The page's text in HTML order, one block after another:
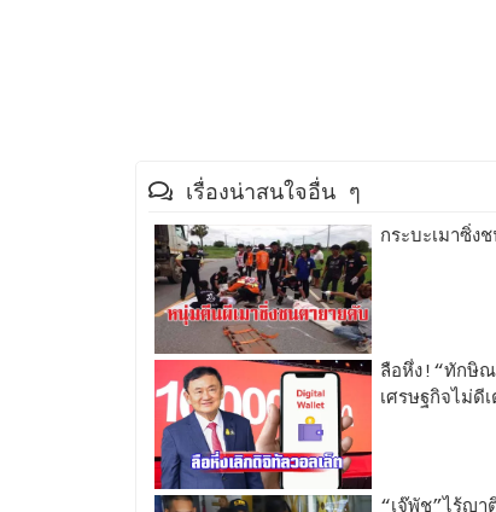
เรื่องน่าสนใจอื่น ๆ
กระบะเมาซิ่
ลือหึ่ง!“ทักษิณ
เศรษฐกิจไม่ดี
“เจ๊พัช”ไร้ญ